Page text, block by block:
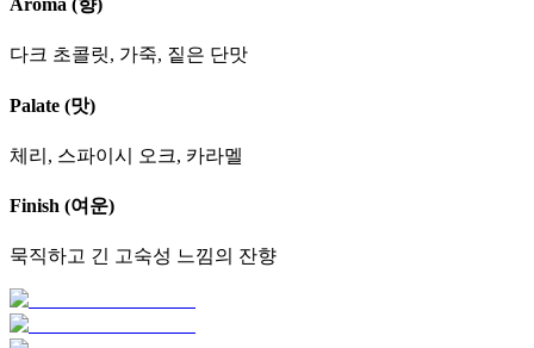
Aroma (향)
다크 초콜릿, 가죽, 짙은 단맛
Palate (맛)
체리, 스파이시 오크, 카라멜
Finish (여운)
묵직하고 긴 고숙성 느낌의 잔향